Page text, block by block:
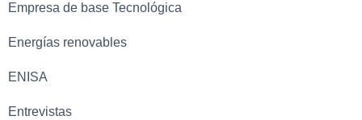
Empresa de base Tecnológica
Energías renovables
ENISA
Entrevistas